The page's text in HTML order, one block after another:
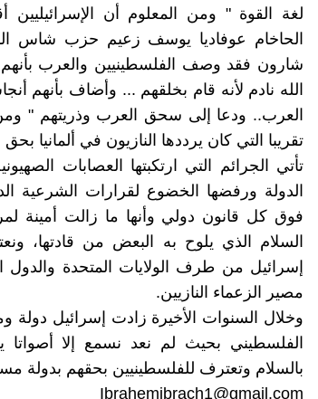
لغة القوة " ومن المعلوم أن الإسرائيليين
الحاخام عوفاديا يوسف زعيم حزب شاس
شارون فقد وصف الفلسطينيين والعرب
الله نادم لأنه قام بخلقهم ... وأضاف بأنهم
العرب.. ودعا إلى سحق العرب وذريتهم "
تقريبا التي كان يرددها النازيون في ألمانيا بحق
تأتي الجرائم التي ارتكبتها العصابات
الدولة ورفضها الخضوع لقرارات الشرعية
فوق كل قانون دولي وأنها ما زالت أمينة
السلام الذي يلوح به البعض من قادتها،
إسرائيل من طرف الولايات المتحدة والدول
مصير الزعماء النازيين.
وخلال السنوات الأخيرة زادت إسرائيل دولة
الفلسطيني بحيث لم نعد نسمع إلا أصواتا
بالسلام وتعترف للفلسطينيين بحقهم بدولة
Ibrahemibrach1@gmail.com